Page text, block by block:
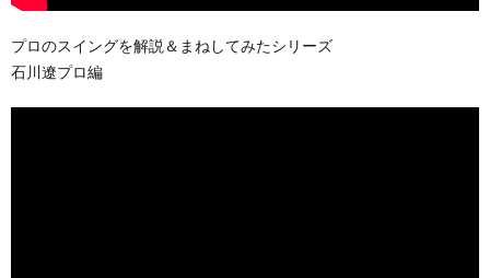
プロのスイングを解説＆まねしてみたシリーズ
石川遼プロ編